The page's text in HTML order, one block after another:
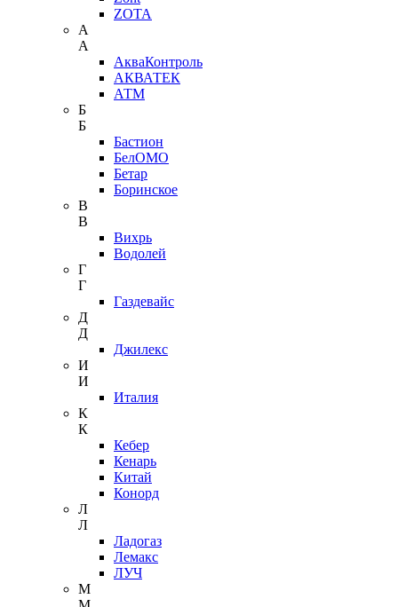
ZOTA
А
А
АкваКонтроль
АКВАТЕК
АТМ
Б
Б
Бастион
БелОМО
Бетар
Боринское
В
В
Вихрь
Водолей
Г
Г
Газдевайс
Д
Д
Джилекс
И
И
Италия
К
К
Кебер
Кенарь
Китай
Конорд
Л
Л
Ладогаз
Лемакс
ЛУЧ
М